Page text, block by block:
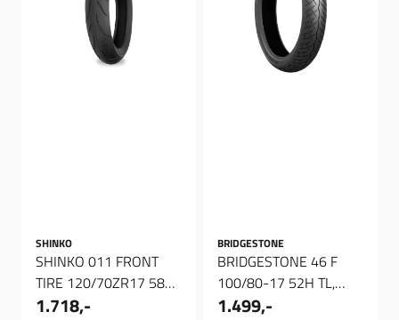
SHINKO
SHINKO 011 FRONT
TIRE 120/70ZR17 58W
TL, Dekk foran
1.718,-
BRIDGESTONE
BRIDGESTONE 46 F
100/80-17 52H TL,
Dekk front
1.499,-